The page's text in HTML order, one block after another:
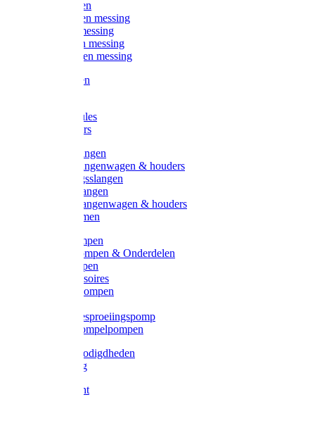
Kogelkranen
Koppelingen messing
Sproeiers messing
Tuinspuiten messing
Slangstukken messing
Handspuiten
Kunststoftules
Regenmeters
Overige slangen
Overige slangenwagen & houders
Beregeningsslangen
Gardena slangen
Gardena slangenwagen & houders
Slangklemmen
Leader pompen
Zwengelpompen & Onderdelen
Ebara pompen
Pompaccessoires
Excellent pompen
Gardena besproeiingspomp
Gardena dompelpompen
Tyleen benodigdheden
Tyleenslang
Lange bocht